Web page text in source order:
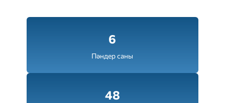
6
Пәндер саны
48